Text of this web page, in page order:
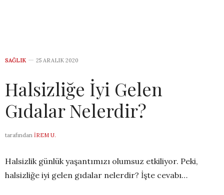
SAĞLIK 25 ARALIK 2020
Halsizliğe İyi Gelen
Gıdalar Nelerdir?
tarafından İREM U.
Halsizlik günlük yaşantımızı olumsuz etkiliyor. Peki,
halsizliğe iyi gelen gıdalar nelerdir? İşte cevabı…